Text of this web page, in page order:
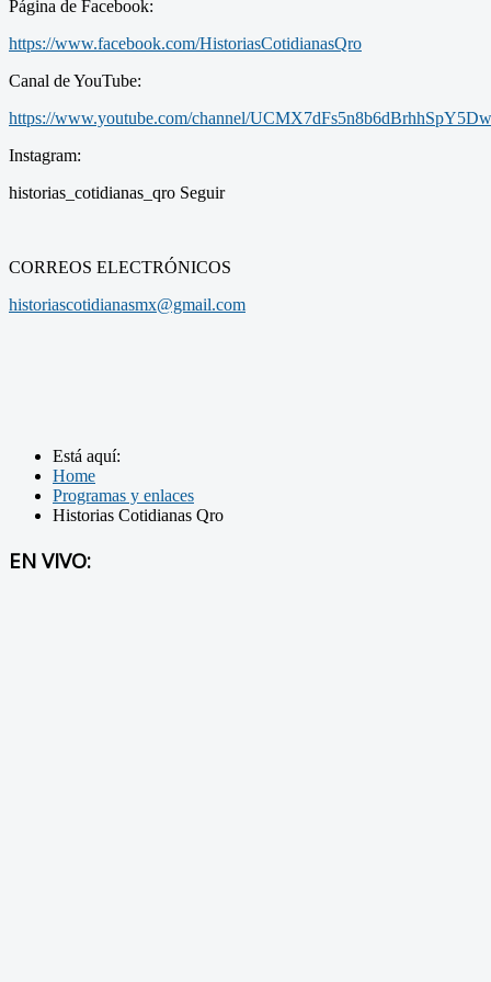
Página de Facebook:
https://www.facebook.com/HistoriasCotidianasQro
Canal de YouTube:
https://www.youtube.com/channel/UCMX7dFs5n8b6dBrhhSpY5Dw
Instagram:
historias_cotidianas_qro Seguir
CORREOS ELECTRÓNICOS
historiascotidianasmx@gmail.com
Está aquí:
Home
Programas y enlaces
Historias Cotidianas Qro
EN VIVO: